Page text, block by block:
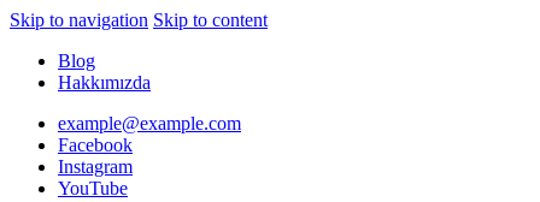
Skip to navigation Skip to content
Blog
Hakkımızda
example@example.com
Facebook
Instagram
YouTube